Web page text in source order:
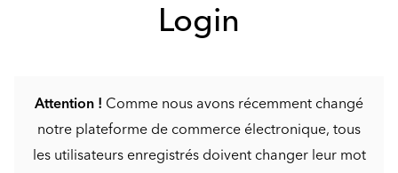
Login
Attention ! Comme nous avons récemment changé
notre plateforme de commerce électronique, tous
les utilisateurs enregistrés doivent changer leur mot